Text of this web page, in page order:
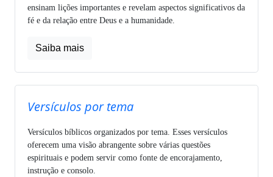
ensinam lições importantes e revelam aspectos significativos da
fé e da relação entre Deus e a humanidade.
Saiba mais
Versículos por tema
Versículos bíblicos organizados por tema. Esses versículos
oferecem uma visão abrangente sobre várias questões
espirituais e podem servir como fonte de encorajamento,
instrução e consolo.